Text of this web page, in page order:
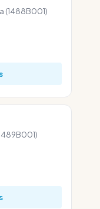
(1488B001)